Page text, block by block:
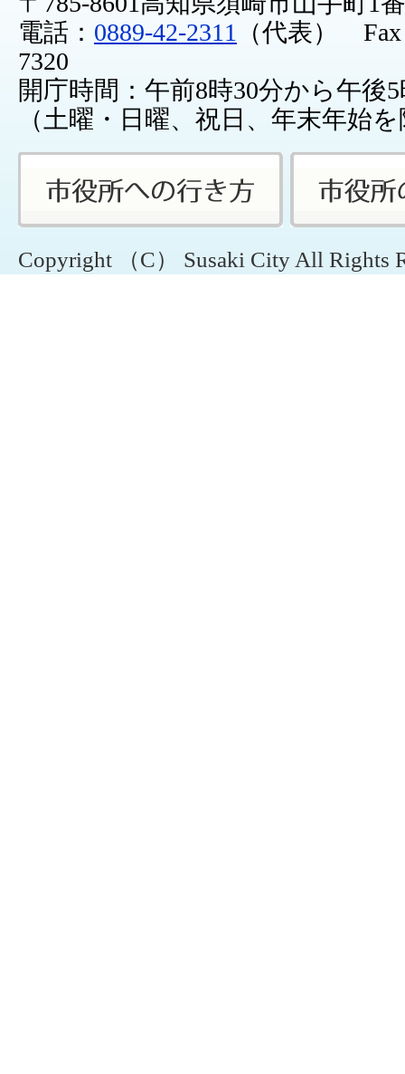
電話： 0889-42-2311
（代表） Fax
7320
開庁時間：午前8時30分から午後
（土曜・日曜、祝日、年末年始
Copyright （C） Susaki City All Rights